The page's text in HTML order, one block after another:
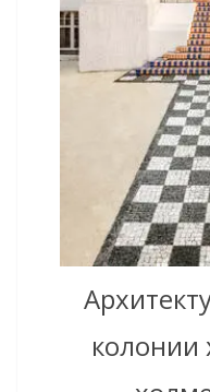
колонии